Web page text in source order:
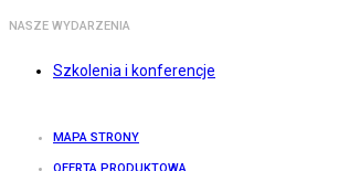
NASZE WYDARZENIA
Szkolenia i konferencje
MAPA STRONY